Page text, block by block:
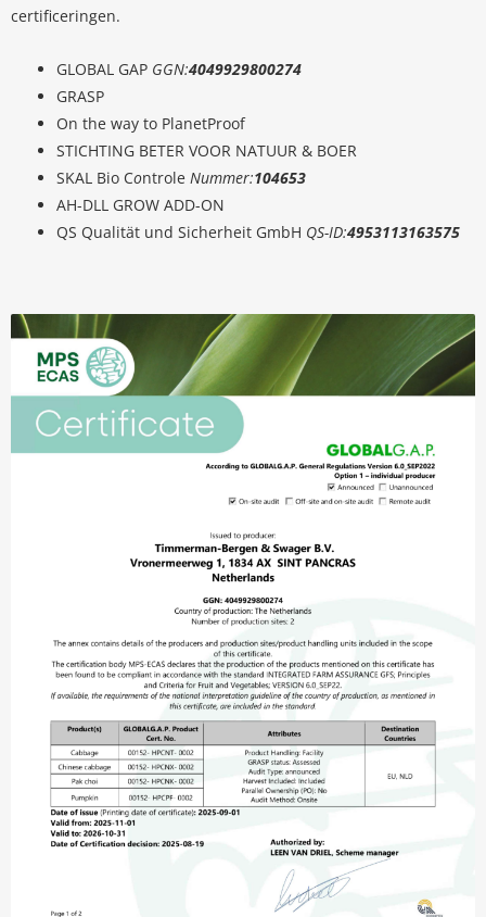
certificeringen.
GLOBAL GAP GGN:4049929800274
GRASP
On the way to PlanetProof
STICHTING BETER VOOR NATUUR & BOER
SKAL Bio Controle Nummer:104653
AH-DLL GROW ADD-ON
QS Qualität und Sicherheit GmbH QS-ID:4953113163575